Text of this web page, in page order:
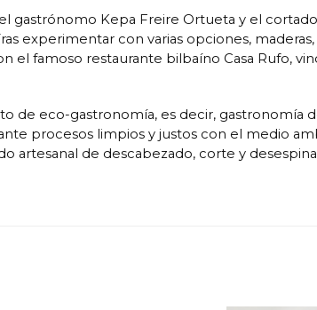
gastrónomo Kepa Freire Ortueta y el
experimentar con varias opciones,
el famoso restaurante bilbaíno Casa Rufo,
de eco-gastronomía, es decir, gastronomía
procesos limpios y justos con el medio
artesanal de descabezado, corte y